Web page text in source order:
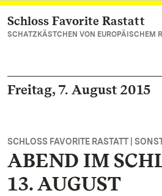
Zum Hauptinhalt springen
Schloss Favorite Rastatt
SCHATZKÄSTCHEN VON EUROPÄISCHEM
Freitag, 7. August 2015
SCHLOSS FAVORITE RASTATT |
ABEND IM
13. AUGUST